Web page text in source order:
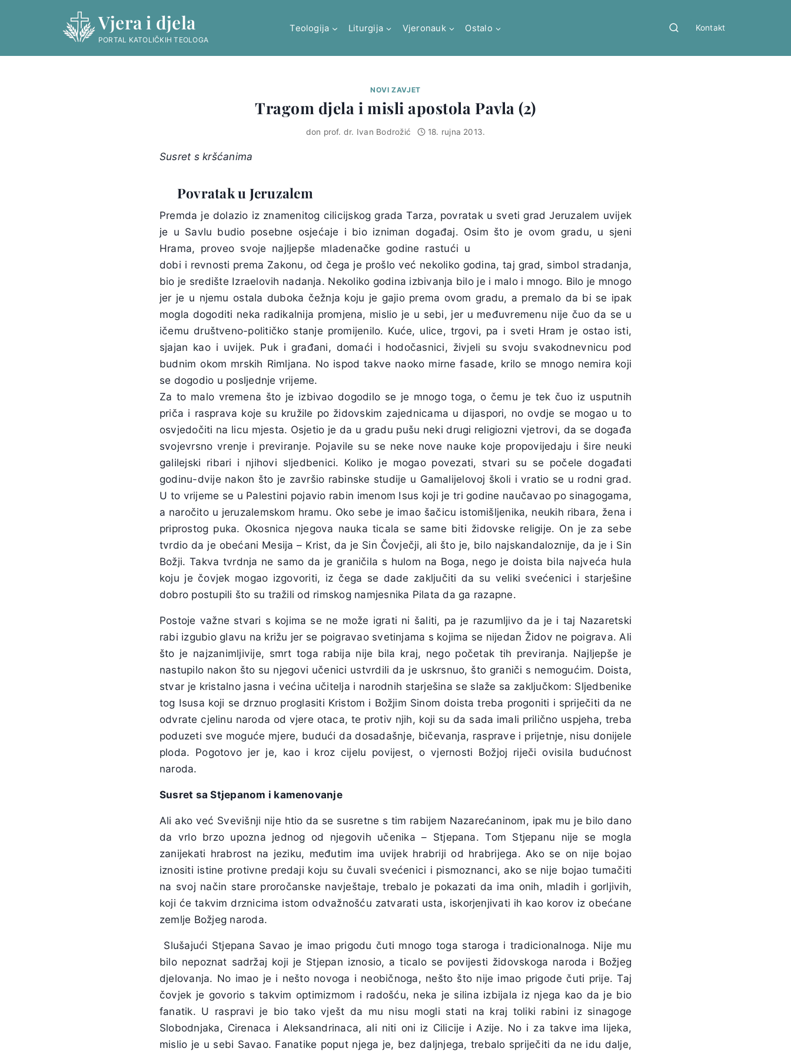
Vjera i djela
PORTAL KATOLIČKIH TEOLOGA
Teologija Liturgija Vjeronauk Ostalo Kontakt
NOVI ZAVJET
Tragom djela i misli apostola Pavla (2)
don prof. dr. Ivan Bodrožić 18. rujna 2013.
Susret s kršćanima
Povratak u Jeruzalem
Premda je dolazio iz znamenitog cilicijskog grada Tarza, povratak u sveti grad Jeruzalem uvijek
je u Savlu budio posebne osjećaje i bio izniman događaj. Osim što je ovom gradu, u sjeni
Hrama, proveo svoje najljepše mladenačke godine rastući u
dobi i revnosti prema Zakonu, od čega je prošlo već nekoliko godina, taj grad, simbol stradanja,
bio je središte Izraelovih nadanja. Nekoliko godina izbivanja bilo je i malo i mnogo. Bilo je mnogo
jer je u njemu ostala duboka čežnja koju je gajio prema ovom gradu, a premalo da bi se ipak
mogla dogoditi neka radikalnija promjena, mislio je u sebi, jer u međuvremenu nije čuo da se u
ičemu društveno-političko stanje promijenilo. Kuće, ulice, trgovi, pa i sveti Hram je ostao isti,
sjajan kao i uvijek. Puk i građani, domaći i hodočasnici, živjeli su svoju svakodnevnicu pod
budnim okom mrskih Rimljana. No ispod takve naoko mirne fasade, krilo se mnogo nemira koji
se dogodio u posljednje vrijeme.
Za to malo vremena što je izbivao dogodilo se je mnogo toga, o čemu je tek čuo iz usputnih
priča i rasprava koje su kružile po židovskim zajednicama u dijaspori, no ovdje se mogao u to
osvjedočiti na licu mjesta. Osjetio je da u gradu pušu neki drugi religiozni vjetrovi, da se događa
svojevrsno vrenje i previranje. Pojavile su se neke nove nauke koje propovijedaju i šire neuki
galilejski ribari i njihovi sljedbenici. Koliko je mogao povezati, stvari su se počele događati
godinu-dvije nakon što je završio rabinske studije u Gamalijelovoj školi i vratio se u rodni grad.
U to vrijeme se u Palestini pojavio rabin imenom Isus koji je tri godine naučavao po sinagogama,
a naročito u jeruzalemskom hramu. Oko sebe je imao šačicu istomišljenika, neukih ribara, žena i
priprostog puka. Okosnica njegova nauka ticala se same biti židovske religije. On je za sebe
tvrdio da je obećani Mesija – Krist, da je Sin Čovječji, ali što je, bilo najskandaloznije, da je i Sin
Božji. Takva tvrdnja ne samo da je graničila s hulom na Boga, nego je doista bila najveća hula
koju je čovjek mogao izgovoriti, iz čega se dade zaključiti da su veliki svećenici i starješine
dobro postupili što su tražili od rimskog namjesnika Pilata da ga razapne.
Postoje važne stvari s kojima se ne može igrati ni šaliti, pa je razumljivo da je i taj Nazaretski
rabi izgubio glavu na križu jer se poigravao svetinjama s kojima se nijedan Židov ne poigrava. Ali
što je najzanimljivije, smrt toga rabija nije bila kraj, nego početak tih previranja. Najljepše je
nastupilo nakon što su njegovi učenici ustvrdili da je uskrsnuo, što graniči s nemogućim. Doista,
stvar je kristalno jasna i većina učitelja i narodnih starješina se slaže sa zaključkom: Sljedbenike
tog Isusa koji se drznuo proglasiti Kristom i Božjim Sinom doista treba progoniti i spriječiti da ne
odvrate cjelinu naroda od vjere otaca, te protiv njih, koji su da sada imali prilično uspjeha, treba
poduzeti sve moguće mjere, budući da dosadašnje, bičevanja, rasprave i prijetnje, nisu donijele
ploda. Pogotovo jer je, kao i kroz cijelu povijest, o vjernosti Božjoj riječi ovisila budućnost
naroda.
Susret sa Stjepanom i kamenovanje
Ali ako već Svevišnji nije htio da se susretne s tim rabijem Nazarećaninom, ipak mu je bilo dano
da vrlo brzo upozna jednog od njegovih učenika – Stjepana. Tom Stjepanu nije se mogla
zanijekati hrabrost na jeziku, međutim ima uvijek hrabriji od hrabrijega. Ako se on nije bojao
iznositi istine protivne predaji koju su čuvali svećenici i pismoznanci, ako se nije bojao tumačiti
na svoj način stare proročanske navještaje, trebalo je pokazati da ima onih, mladih i gorljivih,
koji će takvim drznicima istom odvažnošću zatvarati usta, iskorjenjivati ih kao korov iz obećane
zemlje Božjeg naroda.
Slušajući Stjepana Savao je imao prigodu čuti mnogo toga staroga i tradicionalnoga. Nije mu
bilo nepoznat sadržaj koji je Stjepan iznosio, a ticalo se povijesti židovskoga naroda i Božjeg
djelovanja. No imao je i nešto novoga i neobičnoga, nešto što nije imao prigode čuti prije. Taj
čovjek je govorio s takvim optimizmom i radošću, neka je silina izbijala iz njega kao da je bio
fanatik. U raspravi je bio tako vješt da mu nisu mogli stati na kraj toliki rabini iz sinagoge
Slobodnjaka, Cirenaca i Aleksandrinaca, ali niti oni iz Cilicije i Azije. No i za takve ima lijeka,
mislio je u sebi Savao. Fanatike poput njega je, bez daljnjega, trebalo spriječiti da ne idu dalje,